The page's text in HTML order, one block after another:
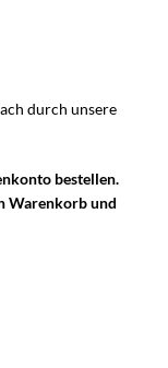
durch unsere
bestellen.
Warenkorb und